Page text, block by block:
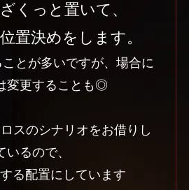
くっと置いて、
置決めをします。
とが多いですが、場合に
変更することも◎
スのシナリオをお借りし
いるので、
る配置にしています